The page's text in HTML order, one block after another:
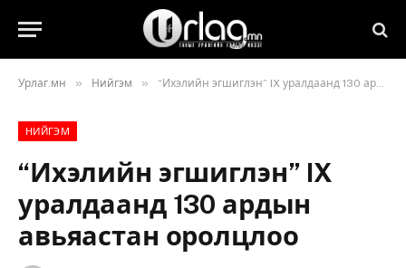
Урлаг.мн » Нийгэм » “Ихэлийн эгшиглэн” IX уралдаанд 130 ардын авьяастан оролцлоо
НИЙГЭМ
“Ихэлийн эгшиглэн” IX
уралдаанд 130 ардын
авьяастан оролцлоо